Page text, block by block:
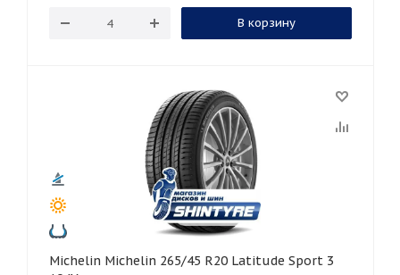
В корзину
Michelin Michelin 265/45 R20 Latitude Sport 3